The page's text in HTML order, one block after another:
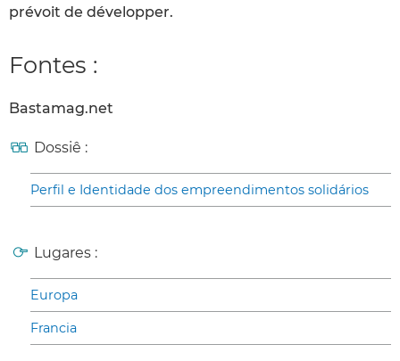
prévoit de développer.
Fontes :
Bastamag.net
Dossiê :
Perfil e Identidade dos empreendimentos solidários
Lugares :
Europa
Francia